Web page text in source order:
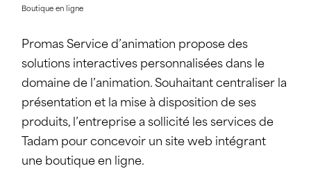
Boutique en ligne
Promas Service d’animation propose des
solutions interactives personnalisées dans le
domaine de l’animation. Souhaitant centraliser la
présentation et la mise à disposition de ses
produits, l’entreprise a sollicité les services de
Tadam pour concevoir un site web intégrant
une boutique en ligne.